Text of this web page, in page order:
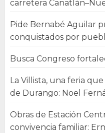
carretera
Pide Bernabé Aguilar
conquistados por
Busca Congreso
La Villista, una feria
de Durango: Noel
Obras de Estación
convivencia familiar: